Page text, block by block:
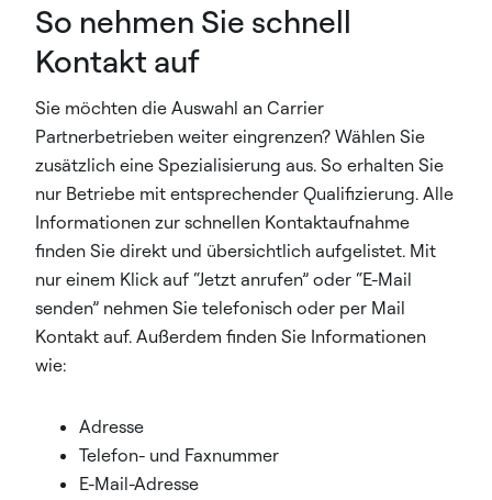
So nehmen Sie schnell
Kontakt auf
Sie möchten die Auswahl an Carrier
Partnerbetrieben weiter eingrenzen? Wählen Sie
zusätzlich eine Spezialisierung aus. So erhalten Sie
nur Betriebe mit entsprechender Qualifizierung. Alle
Informationen zur schnellen Kontaktaufnahme
finden Sie direkt und übersichtlich aufgelistet. Mit
nur einem Klick auf “Jetzt anrufen” oder “E-Mail
senden” nehmen Sie telefonisch oder per Mail
Kontakt auf. Außerdem finden Sie Informationen
wie:
Adresse
Telefon- und Faxnummer
E-Mail-Adresse